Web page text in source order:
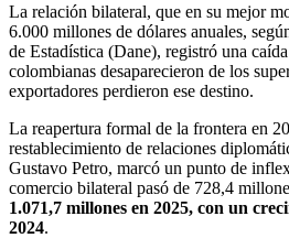
La relación bilateral, que en su mejor
6.000 millones de dólares anuales,
de Estadística (Dane), registró una
colombianas desaparecieron de los
exportadores perdieron ese destino.
La reapertura formal de la frontera en
restablecimiento de relaciones
Gustavo Petro, marcó un punto de
comercio bilateral pasó de 728,4
1.071,7 millones en 2025, con un
2024.